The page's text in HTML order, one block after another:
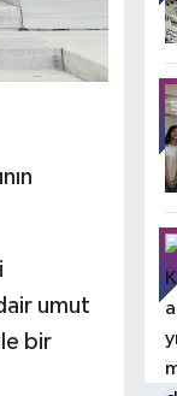
umut
bir